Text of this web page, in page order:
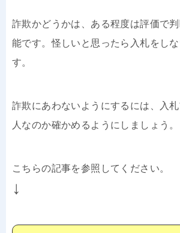
詐欺かどうかは、ある程度は評価で
能です。怪しいと思ったら入札をし
す。
詐欺にあわないようにするには、入
人なのか確かめるようにしましょう。
こちらの記事を参照してください。
↓